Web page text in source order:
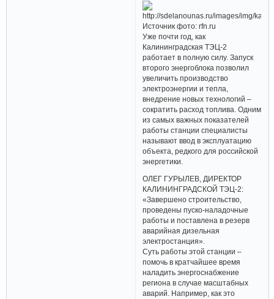
Источник фото: rfn.ru
Уже почти год, как
Калининградская ТЭЦ-2
работает в полную силу. Запуск
второго энергоблока позволил
увеличить производство
электроэнергии и тепла,
внедрение новых технологий –
сократить расход топлива. Одним
из самых важных показателей
работы станции специалисты
называют ввод в эксплуатацию
объекта, редкого для российской
энергетики.
ОЛЕГ ГУРЫЛЕВ, ДИРЕКТОР
КАЛИНИНГРАДСКОЙ ТЭЦ-2:
«Завершено строительство,
проведены пуско-наладочные
работы и поставлена в резерв
аварийная дизельная
электростанция».
Суть работы этой станции –
помочь в кратчайшее время
наладить энергоснабжение
региона в случае масштабных
аварий. Например, как это